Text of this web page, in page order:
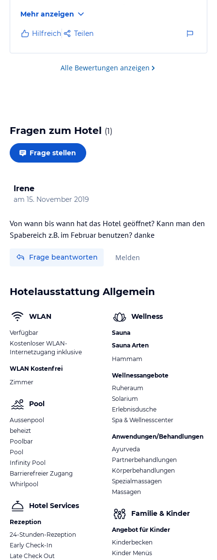
perfekt.
Das Frühstück war für italienische Verhältnisse sehr
gut und die Aussicht auf das Meer von der Terasse
war unschlagbar!
Das Hotel ist auch vom Bahnhof Tropea zu Fuß
Mehr anzeigen
Hilfreich Teilen
Alle Bewertungen anzeigen
Fragen zum Hotel (1)
Frage stellen
Irene
am 15. November 2019
Von wann bis wann hat das Hotel geöffnet? Kann man den
Spabereich z.B. im Februar benutzen? danke
Frage beantworten Melden
Hotelausstattung Allgemein
WLAN
Verfügbar
Kostenloser WLAN-
Internetzugang inklusive
WLAN Kostenfrei
Zimmer
Pool
Aussenpool
beheizt
Poolbar
Pool
Infinity Pool
Barrierefreier Zugang
Whirlpool
Hotel Services
Rezeption
24-Stunden-Rezeption
Early Check-In
Late Check Out
Wellness
Sauna
Sauna Arten
Hammam
Wellnessangebote
Ruheraum
Solarium
Erlebnisdusche
Spa & Wellnesscenter
Anwendungen/Behandlungen
Ayurveda
Partnerbehandlungen
Körperbehandlungen
Spezialmassagen
Massagen
Familie & Kinder
Angebot für Kinder
Kinderbecken
Kinder Menüs